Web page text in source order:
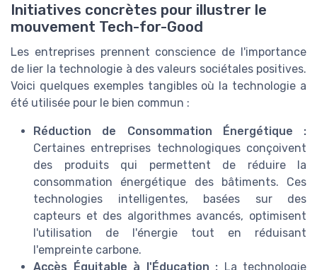
Initiatives concrètes pour illustrer le
mouvement Tech-for-Good
Les entreprises prennent conscience de l'importance
de lier la technologie à des valeurs sociétales positives.
Voici quelques exemples tangibles où la technologie a
été utilisée pour le bien commun :
Réduction de Consommation Énergétique :
Certaines entreprises technologiques conçoivent
des produits qui permettent de réduire la
consommation énergétique des bâtiments. Ces
technologies intelligentes, basées sur des
capteurs et des algorithmes avancés, optimisent
l'utilisation de l'énergie tout en réduisant
l'empreinte carbone.
Accès Équitable à l'Éducation : La technologie